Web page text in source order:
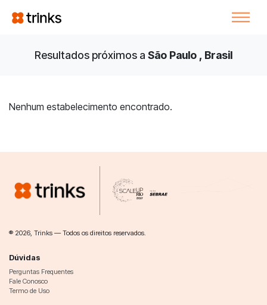
Resultados próximos a São Paulo , Brasil
Nenhum estabelecimento encontrado.
® 2026, Trinks — Todos os direitos reservados.
Dúvidas
Perguntas Frequentes
Fale Conosco
Termo de Uso